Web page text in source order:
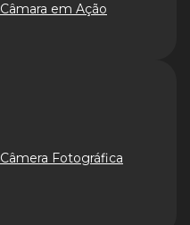
Câmara em Ação
Câmera Fotográfica